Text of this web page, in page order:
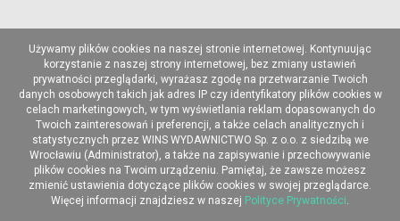
Używamy plików cookies na naszej stronie internetowej. Kontynuując
korzystanie z naszej strony internetowej, bez zmiany ustawień
prywatności przeglądarki, wyrażasz zgodę na przetwarzanie Twoich
danych osobowych takich jak adres IP czy identyfikatory plików cookies w
celach marketingowych, w tym wyświetlania reklam dopasowanych do
Twoich zainteresowań i preferencji, a także celach analitycznych i
statystycznych przez WINS WYDAWNICTWO Sp. z o.o. z siedzibą we
Wrocławiu (Administrator), a także na zapisywanie i przechowywanie
plików cookies na Twoim urządzeniu. Pamiętaj, że zawsze możesz
zmienić ustawienia dotyczące plików cookies w swojej przeglądarce.
Więcej informacji znajdziesz w naszej Polityce Prywatności.